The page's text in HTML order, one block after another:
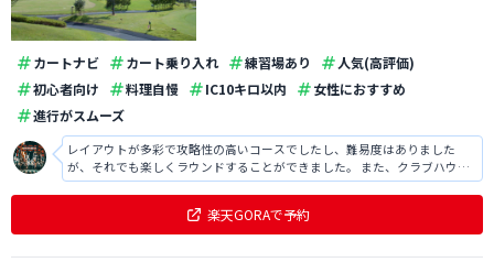
カートナビ カート乗り入れ 練習場あり
人気(高評価)
初心者向け
料理自慢 IC10キロ以内
女性におすすめ
進行がスムーズ
レイアウトが多彩で攻略性の高いコースでしたし、難易度はありました
が、それでも楽しくラウンドすることができました。 また、クラブハウス
も豪華で居心地が良かったですし、食事も美味しくて満足でした。
楽天GORAで予約